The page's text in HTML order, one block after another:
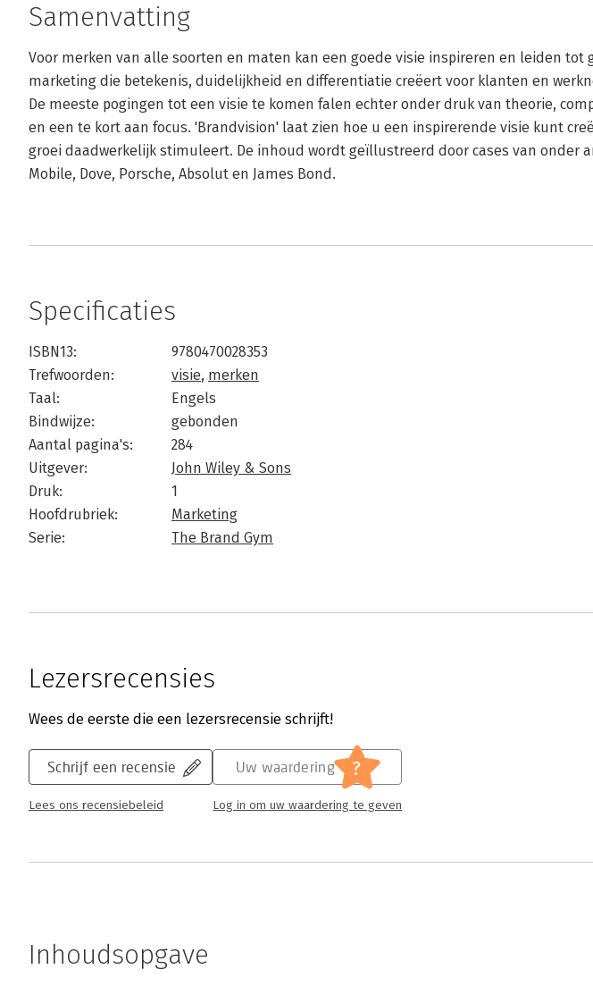
Samenvatting
Voor merken van alle soorten en maten kan een goede visie inspireren en leiden tot
marketing die betekenis, duidelijkheid en differentiatie creëert voor klanten en
De meeste pogingen tot een visie te komen falen echter onder druk van theorie,
en een te kort aan focus. 'Brandvision' laat zien hoe u een inspirerende visie kunt
groei daadwerkelijk stimuleert. De inhoud wordt geïllustreerd door cases van onder
Mobile, Dove, Porsche, Absolut en James Bond.
Specificaties
ISBN13:
9780470028353
Trefwoorden:
visie, merken
Taal:
Engels
Bindwijze:
gebonden
Aantal pagina's:
284
Uitgever:
John Wiley & Sons
Druk:
1
Hoofdrubriek:
Marketing
Serie:
The Brand Gym
Lezersrecensies
Wees de eerste die een lezersrecensie schrijft!
Schrijf een recensie
Lees ons recensiebeleid
Uw waardering ?
Log in om uw waardering te geven
Inhoudsopgave